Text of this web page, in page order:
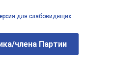
для слабовидящих
члена Партии
для слабовидящих
члена Партии